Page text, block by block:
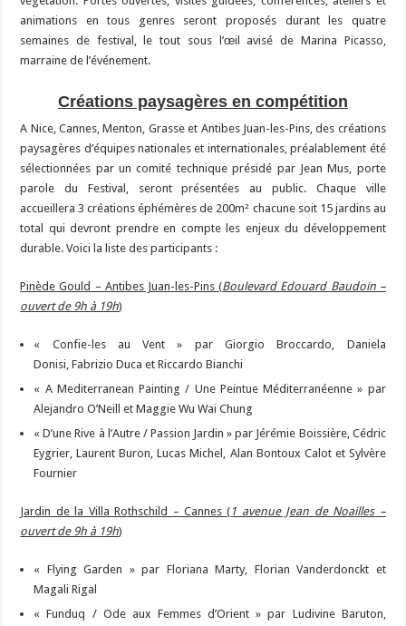
animations en tous genres seront proposés durant les quatre
semaines de festival, le tout sous l’œil avisé de Marina Picasso,
marraine de l’événement.
Créations paysagères en compétition
A Nice, Cannes, Menton, Grasse et Antibes Juan-les-Pins, des créations
paysagères d’équipes nationales et internationales, préalablement été
sélectionnées par un comité technique présidé par Jean Mus, porte
parole du Festival, seront présentées au public. Chaque ville
accueillera 3 créations éphémères de 200m² chacune soit 15 jardins au
total qui devront prendre en compte les enjeux du développement
durable. Voici la liste des participants :
Pinède Gould – Antibes Juan-les-Pins (Boulevard Edouard Baudoin –
ouvert de 9h à 19h)
« Confie-les au Vent » par Giorgio Broccardo, Daniela
Donisi, Fabrizio Duca et Riccardo Bianchi
« A Mediterranean Painting / Une Peintue Méditerranéenne » par
Alejandro O’Neill et Maggie Wu Wai Chung
« D’une Rive à l’Autre / Passion Jardin » par Jérémie Boissière, Cédric
Eygrier, Laurent Buron, Lucas Michel, Alan Bontoux Calot et Sylvère
Fournier
Jardin de la Villa Rothschild – Cannes ( 1 avenue Jean de Noailles –
ouvert de 9h à 19h)
« Flying Garden » par Floriana Marty, Florian Vanderdonckt et
Magali Rigal
« Funduq / Ode aux Femmes d’Orient » par Ludivine Baruton,